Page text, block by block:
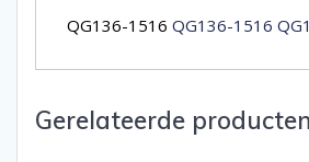
QG136-1516 QG136-1516
Gerelateerde producten